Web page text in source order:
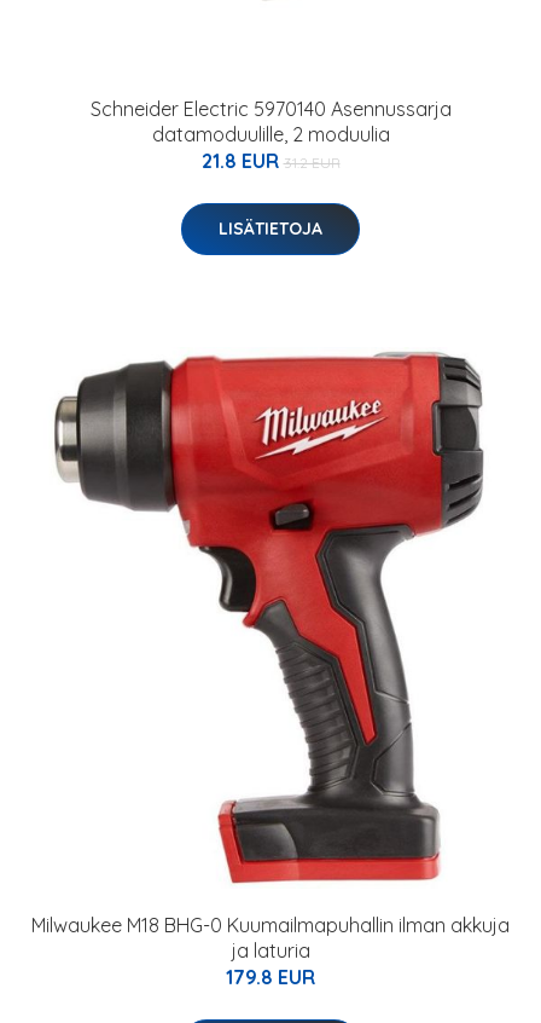
Schneider Electric 5970140 Asennussarja
datamoduulille, 2 moduulia
21.8 EUR 31.2 EUR
LISÄTIETOJA
Milwaukee M18 BHG-0 Kuumailmapuhallin ilman akkuja
ja laturia
179.8 EUR